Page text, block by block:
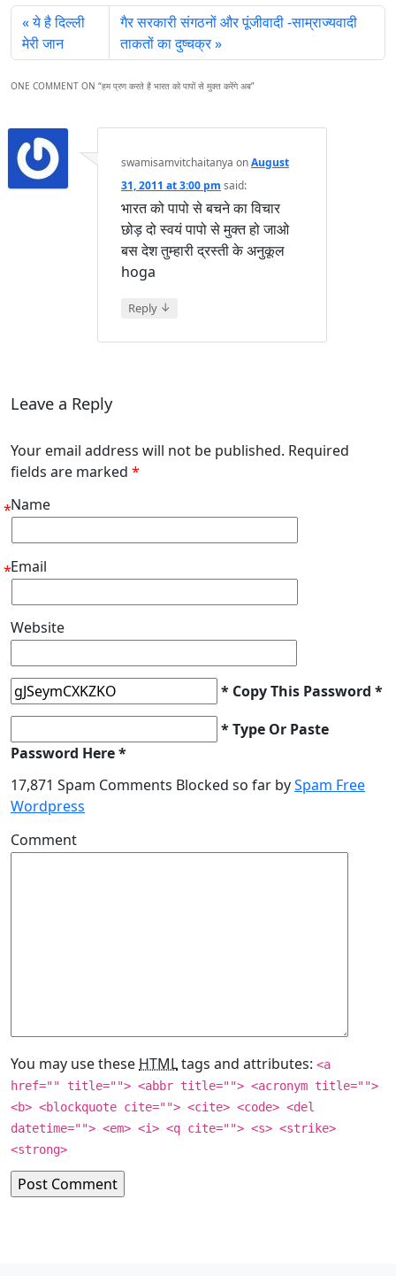
ये है दिल्ली
मेरी जान
गैर सरकारी संगठनों और पूंजीवादी -साम्राज्यवादी
ताकतों का दुष्चक्र
ONE COMMENT ON “हम प्रण करते है भारत को पापों से मुक्त करेंगे अब”
swamisamvitchaitanya onAugust
31, 2011 at 3:00 pm said:
भारत को पापो से बचने का विचार
छोड़ दो स्वयं पापो से मुक्त हो जाओ
बस देश तुम्हारी द्रस्ती के अनुकूल
hoga
Reply ↓
Leave a Reply
Your email address will not be published. Required
fields are marked *
Name
*
Email
*
Website
* Copy This Password *
* Type Or Paste
Password Here *
17,871 Spam Comments Blocked so far bySpam Free
Wordpress
Comment
You may use these HTMLtags and attributes: <a
href="" title=""> <abbr title=""> <acronym title="">
<b> <blockquote cite=""> <cite> <code> <del
datetime=""> <em> <i> <q cite=""> <s> <strike>
<strong>